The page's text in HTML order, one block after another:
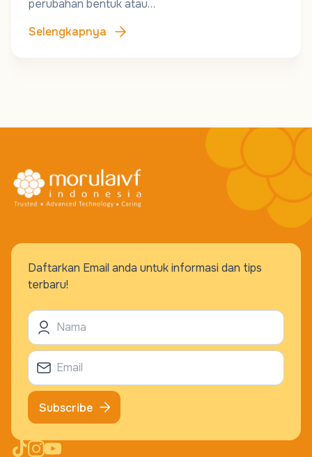
perubahan bentuk atau…
Selengkapnya
Daftarkan Email anda untuk informasi dan tips
terbaru!
Subscribe